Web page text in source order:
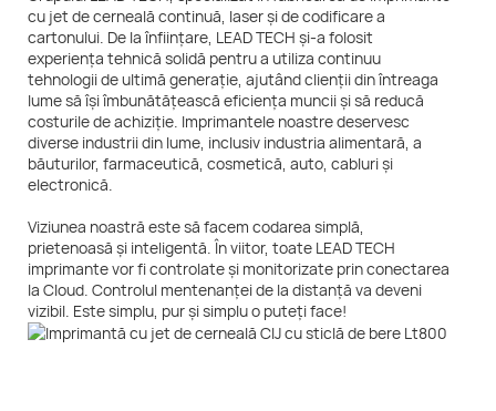
cu jet de cerneală continuă, laser și de codificare a
cartonului. De la înființare, LEAD TECH și-a folosit
experiența tehnică solidă pentru a utiliza continuu
tehnologii de ultimă generație, ajutând clienții din întreaga
lume să își îmbunătățească eficiența muncii și să reducă
costurile de achiziție. Imprimantele noastre deservesc
diverse industrii din lume, inclusiv industria alimentară, a
băuturilor, farmaceutică, cosmetică, auto, cabluri și
electronică.
Viziunea noastră este să facem codarea simplă,
prietenoasă și inteligentă. În viitor, toate LEAD TECH
imprimante vor fi controlate și monitorizate prin conectarea
la Cloud. Controlul mentenanței de la distanță va deveni
vizibil. Este simplu, pur și simplu o puteți face!